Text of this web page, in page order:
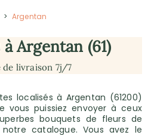
> Argentan
Argentan (61)
de livraison 7j/7
localisés à Argentan (61200)
vous puissiez envoyer à ceux
bouquets de fleurs de
catalogue. Vous avez le